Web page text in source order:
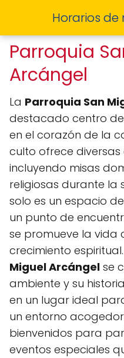
Horarios
Parroquia
Arcángel
La Parroquia San
destacado centro
en el corazón de la
culto ofrece diversas
incluyendo misas
religiosas durante la
solo es un espacio
un punto de
se promueve la vida
crecimiento
Miguel Arcángel se
ambiente y su
en un lugar ideal
un entorno
bienvenidos para
eventos especiales